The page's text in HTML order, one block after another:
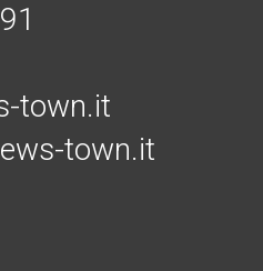
town.it
town.it